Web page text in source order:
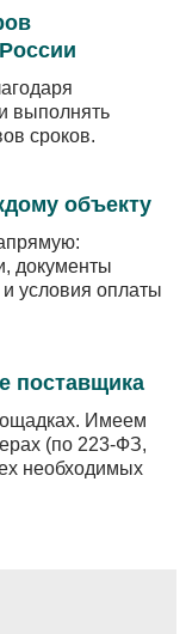
выполнять
сроков.
объекту
документы
условия оплаты
поставщика
Имеем
(по 223-ФЗ,
необходимых